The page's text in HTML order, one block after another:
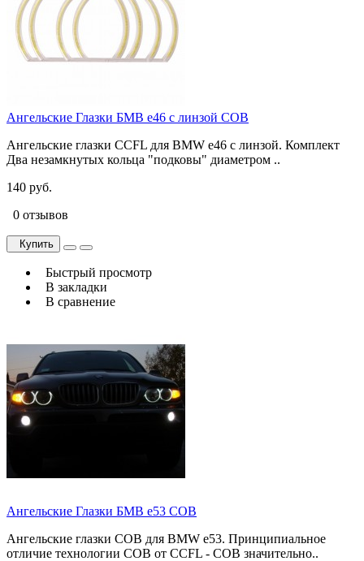
Ангельские Глазки БМВ e46 с линзой COB
Ангельские глазки CCFL для BMW e46 с линзой. Комплект
Два незамкнутых кольца "подковы" диаметром ..
140 руб.
0 отзывов
Купить
Быстрый просмотр
В закладки
В сравнение
Ангельские Глазки БМВ е53 COB
Ангельские глазки COB для BMW e53. Принципиальное
отличие технологии COB от CCFL - COB значительно..